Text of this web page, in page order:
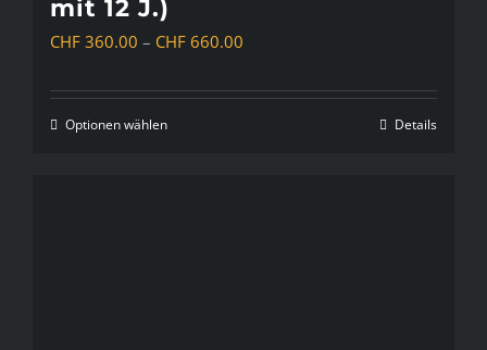
werden
mit 12 J.)
CHF 360.00 – CHF 660.00
Optionen wählenDieses
Details